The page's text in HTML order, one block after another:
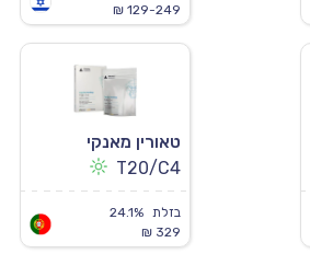
129-249 ₪
טאורין מאנקי
T20/C4
בזלת 24.1%
329 ₪